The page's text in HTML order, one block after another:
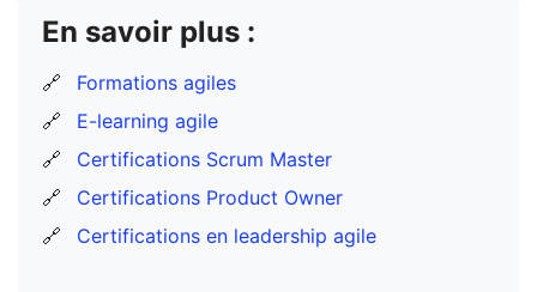
En savoir plus :
🔗
Formations agiles
🔗
E-learning agile
🔗
Certifications Scrum Master
🔗
Certifications Product Owner
🔗
Certifications en leadership agile